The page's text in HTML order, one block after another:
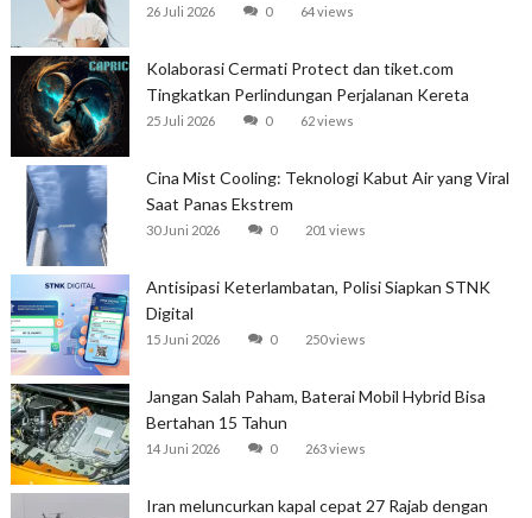
26 Juli 2026 0 64 views
Kolaborasi Cermati Protect dan tiket.com
Tingkatkan Perlindungan Perjalanan Kereta
25 Juli 2026 0 62 views
Cina Mist Cooling: Teknologi Kabut Air yang Viral
Saat Panas Ekstrem
30 Juni 2026 0 201 views
Antisipasi Keterlambatan, Polisi Siapkan STNK
Digital
15 Juni 2026 0 250 views
Jangan Salah Paham, Baterai Mobil Hybrid Bisa
Bertahan 15 Tahun
14 Juni 2026 0 263 views
Iran meluncurkan kapal cepat 27 Rajab dengan